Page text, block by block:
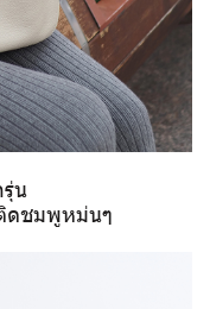
น
ดชมพูหม่นๆ